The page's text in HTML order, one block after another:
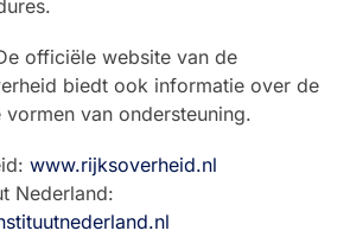
officiële website van de
biedt ook informatie over de
vormen van ondersteuning.
www.rijksoverheid.nl
Nederland: